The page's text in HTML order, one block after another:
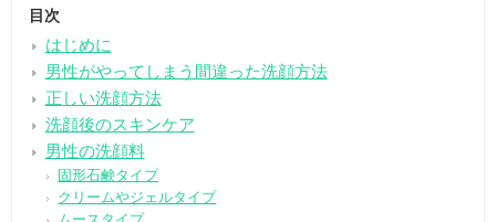
目次
はじめに
男性がやってしまう間違った洗顔方法
正しい洗顔方法
洗顔後のスキンケア
男性の洗顔料
固形石鹸タイプ
クリームやジェルタイプ